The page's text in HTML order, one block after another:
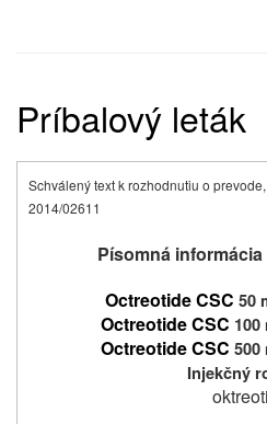
Príbalový leták
Schválený text k rozhodnutiu o
2014/02611
Písomná
Octreotide CSC 50
Octreotide CSC
Octreotide CSC 500
Injekčný